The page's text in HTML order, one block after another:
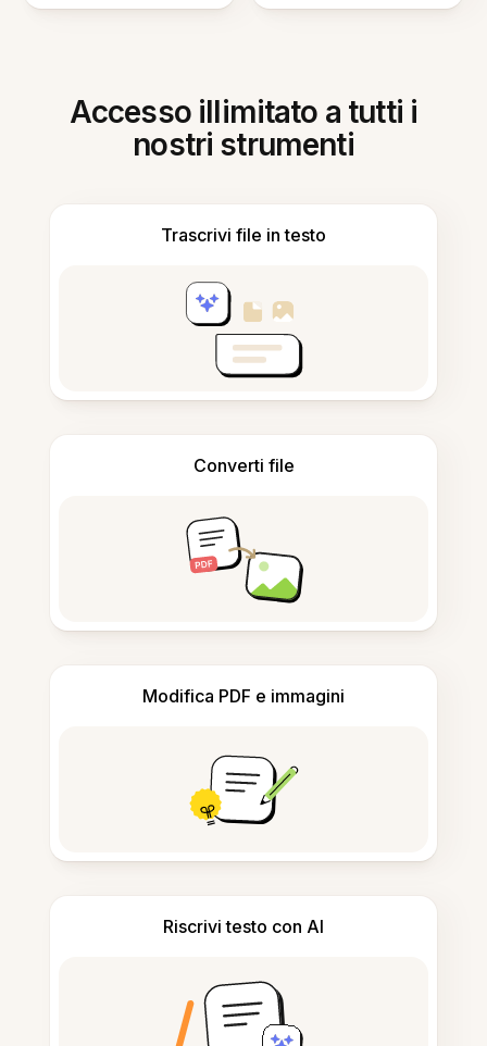
Accesso illimitato a tutti i
nostri strumenti
Trascrivi file in testo
Converti file
Modifica PDF e immagini
Riscrivi testo con AI